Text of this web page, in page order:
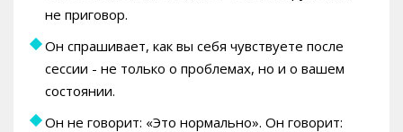
не приговор.
Он спрашивает, как вы себя чувствуете после
сессии - не только о проблемах, но и о вашем
состоянии.
Он не говорит: «Это нормально». Он говорит: